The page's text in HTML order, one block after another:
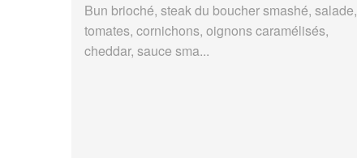
Bun brioché, steak du boucher smashé, salade,
tomates, cornichons, oignons caramélisés,
cheddar, sauce sma...